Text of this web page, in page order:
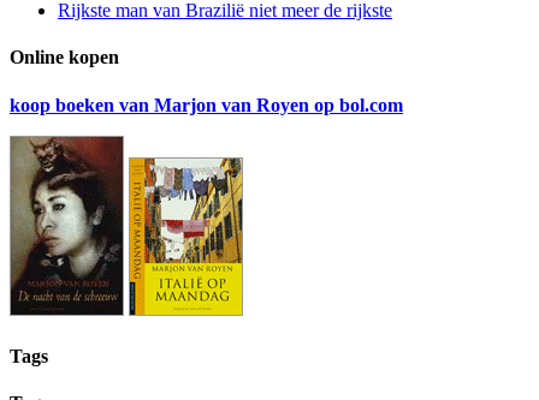
Rijkste man van Brazilië niet meer de rijkste
Online kopen
koop boeken van Marjon van Royen op bol.com
Tags